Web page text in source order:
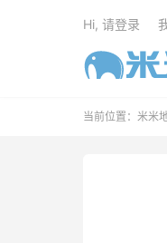
Hi, 请登录
当前位置： 米米